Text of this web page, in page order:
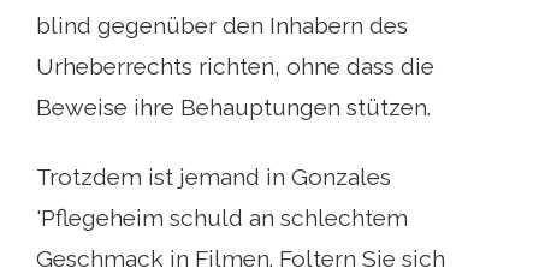
blind gegenüber den Inhabern des
Urheberrechts richten, ohne dass die
Beweise ihre Behauptungen stützen.
Trotzdem ist jemand in Gonzales
'Pflegeheim schuld an schlechtem
Geschmack in Filmen. Foltern Sie sich